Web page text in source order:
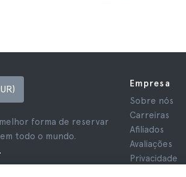
forma de reservar
todo o mundo.
Empresa
Sobre nós
Carreiras
Afiliados
Avaliações
Privacidade